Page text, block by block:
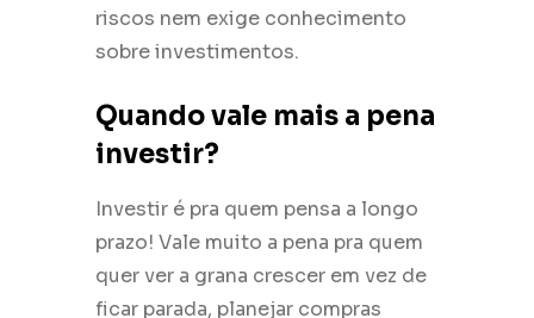
riscos nem exige conhecimento
sobre investimentos.
Quando vale mais a pena
investir?
Investir é pra quem pensa a longo
prazo! Vale muito a pena pra quem
quer ver a grana crescer em vez de
ficar parada, planejar compras